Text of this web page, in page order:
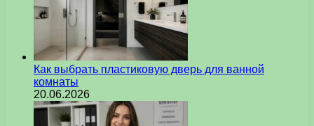
Как выбрать пластиковую дверь для ванной
комнаты
20.06.2026